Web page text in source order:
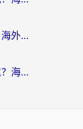
巨兽战场国外玩延迟很高怎么办？海外党亲测的国服游戏加速解决方案
打龙之谷什么加速器可以降低延迟？海外玩家亲测有效的国服加速指南